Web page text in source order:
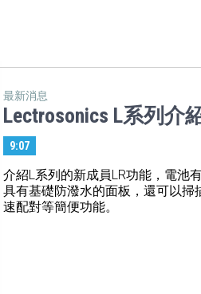
最新消息
Lectrosonics L系列介
9:07
介紹L系列的新成員LR功能，電池
具有基礎防潑水的面板，還可以掃
速配對等簡便功能。